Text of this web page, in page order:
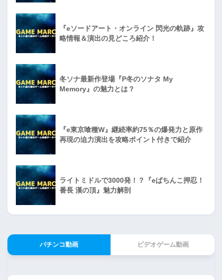
『eソードアート・オンライン 閃光の軌跡』攻
略情報＆演出の見どころ紹介！
冬ソナ最新作登場『P冬のソナタ My
Memory』の魅力とは？
『e東京喰種W』継続率約75％の爆発力と原作
再現の迫力演出を攻略ポイント付きで紹介
ライトミドルで3000発！？『eぱちんこ押忍！
番長 漢の頂』魅力解剖
パチンコ動画 ビデオゲーム動画